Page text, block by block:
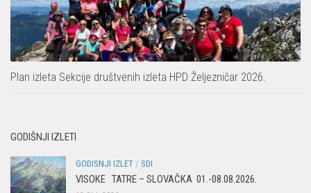
Plan izleta Sekcije društvenih izleta HPD Željezničar 2026.
GODIŠNJI IZLETI
GODISNJI IZLET / SDI
VISOKE TATRE – SLOVAČKA 01.-08.08.2026.